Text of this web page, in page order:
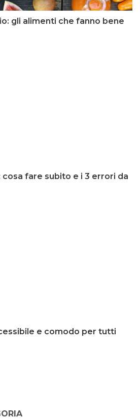
gli alimenti che fanno bene
cosa fare subito e i 3 errori da
e comodo per tutti